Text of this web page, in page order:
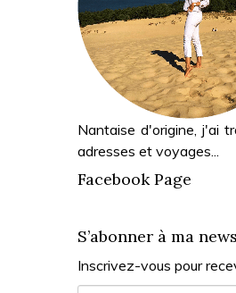
Nantaise d'origine, j'ai
adresses et voyages...
Facebook Page
S’abonner à ma
Inscrivez-vous pour